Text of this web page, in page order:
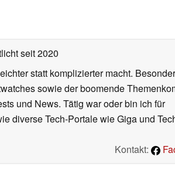
seit 2020
statt komplizierter macht.
sowie der boomende
und News. Tätig war oder bin ich für
diverse Tech-Portale wie Giga und
Kontakt: